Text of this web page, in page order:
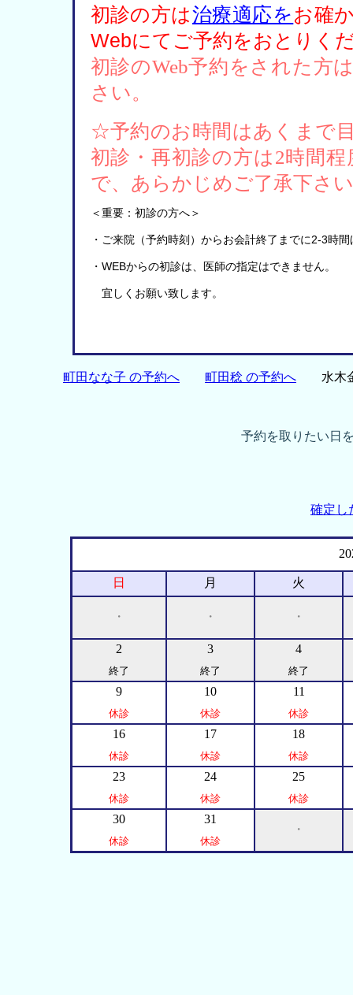
初診の方は治療適応をお確
Webにてご予約をおとりく
初診のWeb予約をされた方
さい。
☆予約のお時間はあくまで
初診・再初診の方は2時間
で、あらかじめご了承下さ
＜重要：初診の方へ＞
・WEBからの初診は、医師の指定はできません。
宜しくお願い致します。
町田なな子 の予約へ 町田稔 の予約へ 水木
予約を取りたい日
確定し
日 月 火
・ ・ ・
2
終了
3
終了
4
終了
9
休診
10
休診
11
休診
16
休診
17
休診
18
休診
23
休診
24
休診
25
休診
30
休診
31
休診
・